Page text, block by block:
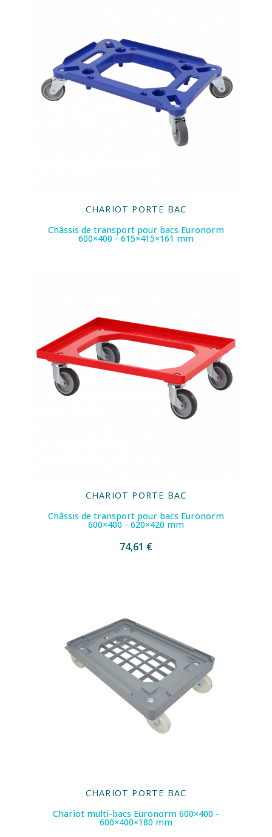
CHARIOT PORTE BAC
Châssis de transport pour bacs Euronorm
600×400 - 615×415×161 mm
CHARIOT PORTE BAC
Châssis de transport pour bacs Euronorm
600×400 - 620×420 mm
74,61 €
CHARIOT PORTE BAC
Chariot multi-bacs Euronorm 600×400 -
600×400×180 mm